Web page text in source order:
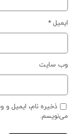
ایمیل*
وب‌ سایت
ذخیره نام، ایمیل و
می‌نویسم.